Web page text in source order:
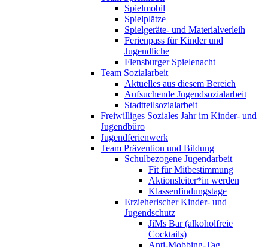
Spielmobil
Spielplätze
Spielgeräte- und Materialverleih
Ferienpass für Kinder und
Jugendliche
Flensburger Spielenacht
Team Sozialarbeit
Aktuelles aus diesem Bereich
Aufsuchende Jugendsozialarbeit
Stadtteilsozialarbeit
Freiwilliges Soziales Jahr im Kinder- und
Jugendbüro
Jugendferienwerk
Team Prävention und Bildung
Schulbezogene Jugendarbeit
Fit für Mitbestimmung
Aktionsleiter*in werden
Klassenfindungstage
Erzieherischer Kinder- und
Jugendschutz
JiMs Bar (alkoholfreie
Cocktails)
Anti-Mobbing-Tag